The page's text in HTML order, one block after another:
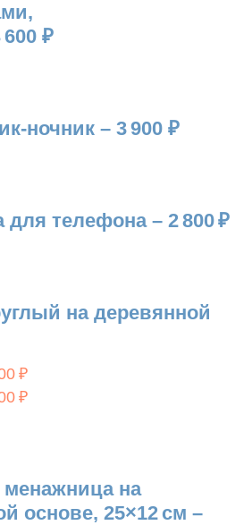
600 ₽
ночник – 3 900 ₽
для телефона– 2 800₽
на деревянной
₽
₽
на
основе, 25×12 см –